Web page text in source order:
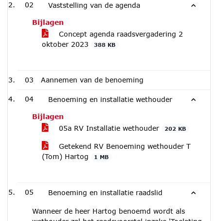
02 Vaststelling van de agenda
Bijlagen
Concept agenda raadsvergadering 2
oktober 2023
388 KB
03 Aannemen van de benoeming
04 Benoeming en installatie wethouder
Bijlagen
05a RV Installatie wethouder
202 KB
Getekend RV Benoeming wethouder T
(Tom) Hartog
1 MB
05 Benoeming en installatie raadslid
Wanneer de heer Hartog benoemd wordt als